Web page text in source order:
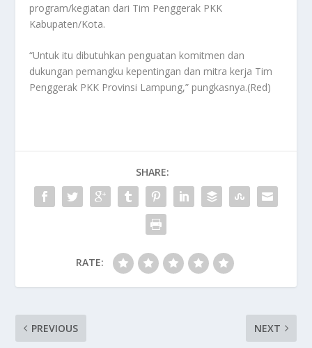
program/kegiatan dari Tim Penggerak PKK
Kabupaten/Kota.
“Untuk itu dibutuhkan penguatan komitmen dan
dukungan pemangku kepentingan dan mitra kerja Tim
Penggerak PKK Provinsi Lampung,” pungkasnya.(Red)
SHARE:
RATE:
PREVIOUS NEXT